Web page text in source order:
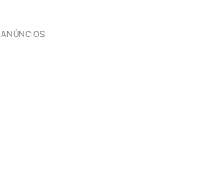
ANÚNCIOS